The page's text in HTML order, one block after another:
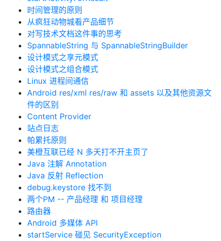
时间管理的原则
从疯狂动物城看产品细节
对写技术文档这件事的思考
SpannableString 与 SpannableStringBuilder
设计模式之享元模式
设计模式之组合模式
Linux 进程间通信
Android res/xml res/raw 和 assets 以及其他资源文
件的区别
Content Provider
站点日志
帕累托原则
美橙互联已经 N 多天打不开主页了
Java 注解 Annotation
Java 反射 Reflection
debug.keystore 找不到
两个PM -- 产品经理 和 项目经理
路由器
Android 多媒体 API
startService 碰见 SecurityException